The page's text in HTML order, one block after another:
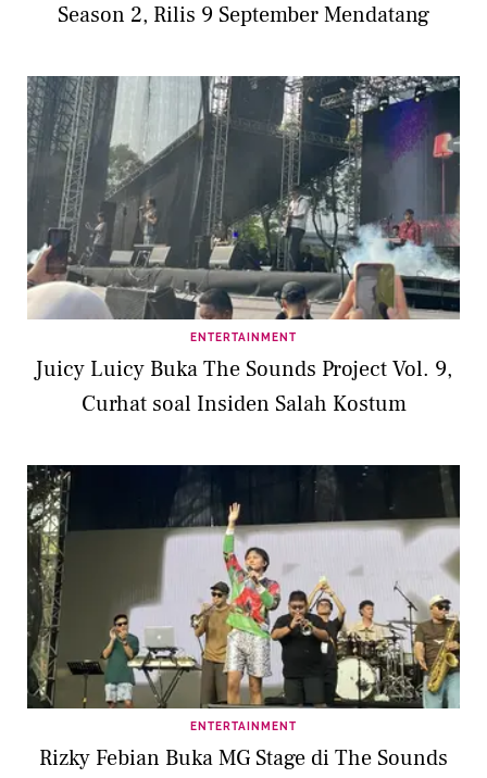
Season 2, Rilis 9 September Mendatang
ENTERTAINMENT
Juicy Luicy Buka The Sounds Project Vol. 9,
Curhat soal Insiden Salah Kostum
ENTERTAINMENT
Rizky Febian Buka MG Stage di The Sounds